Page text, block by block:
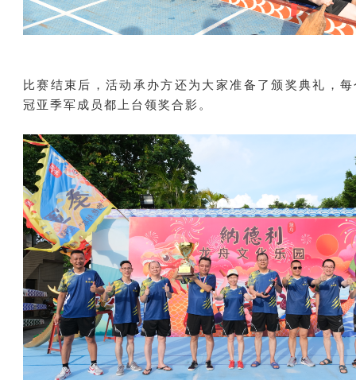
比赛结束后，活动承办方还为大家准备了颁奖典礼，
冠亚季军成员都上台领奖合影。